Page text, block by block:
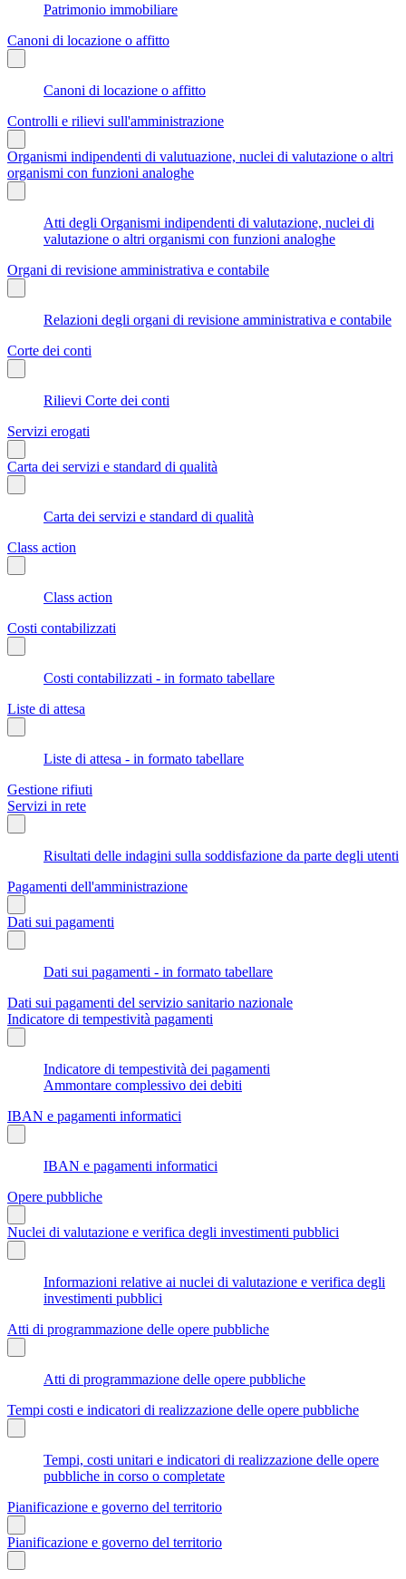
Patrimonio immobiliare
Canoni di locazione o affitto
Canoni di locazione o affitto
Controlli e rilievi sull'amministrazione
Organismi indipendenti di valutuazione, nuclei di valutazione o altri
organismi con funzioni analoghe
Atti degli Organismi indipendenti di valutazione, nuclei di
valutazione o altri organismi con funzioni analoghe
Organi di revisione amministrativa e contabile
Relazioni degli organi di revisione amministrativa e contabile
Corte dei conti
Rilievi Corte dei conti
Servizi erogati
Carta dei servizi e standard di qualità
Carta dei servizi e standard di qualità
Class action
Class action
Costi contabilizzati
Costi contabilizzati - in formato tabellare
Liste di attesa
Liste di attesa - in formato tabellare
Gestione rifiuti
Servizi in rete
Risultati delle indagini sulla soddisfazione da parte degli utenti
Pagamenti dell'amministrazione
Dati sui pagamenti
Dati sui pagamenti - in formato tabellare
Dati sui pagamenti del servizio sanitario nazionale
Indicatore di tempestività pagamenti
Indicatore di tempestività dei pagamenti
Ammontare complessivo dei debiti
IBAN e pagamenti informatici
IBAN e pagamenti informatici
Opere pubbliche
Nuclei di valutazione e verifica degli investimenti pubblici
Informazioni relative ai nuclei di valutazione e verifica degli
investimenti pubblici
Atti di programmazione delle opere pubbliche
Atti di programmazione delle opere pubbliche
Tempi costi e indicatori di realizzazione delle opere pubbliche
Tempi, costi unitari e indicatori di realizzazione delle opere
pubbliche in corso o completate
Pianificazione e governo del territorio
Pianificazione e governo del territorio